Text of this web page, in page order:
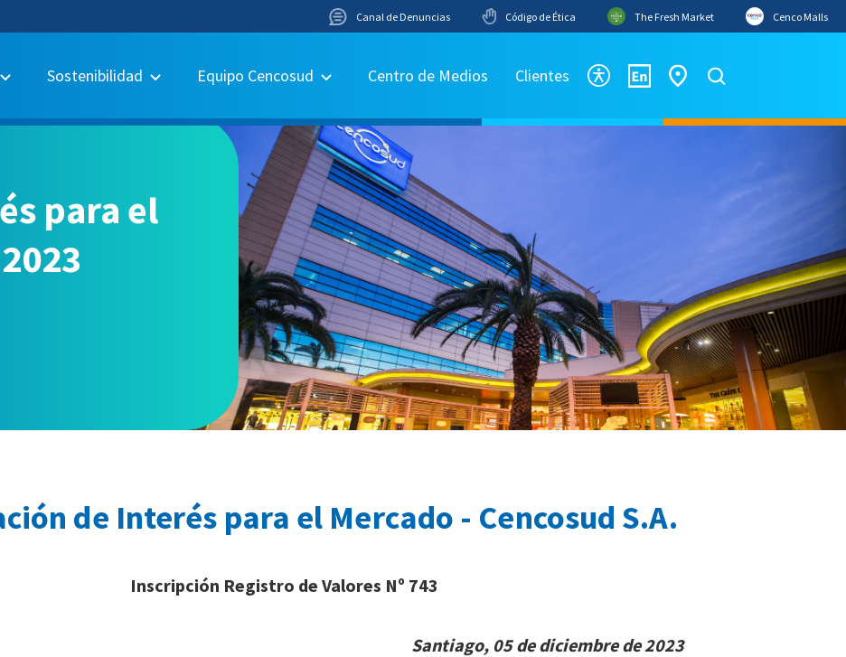
Canal de Denuncias Código de Ética The Fresh Market Cenco Malls
Sostenibilidad Equipo Cencosud Centro de Medios Clientes
para el
de Interés para el Mercado - Cencosud S.A.
Inscripción Registro de Valores Nº 743
Santiago, 05 de diciembre de 2023